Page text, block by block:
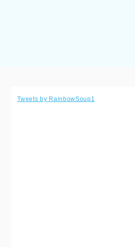
Tweets by RainbowSoup1